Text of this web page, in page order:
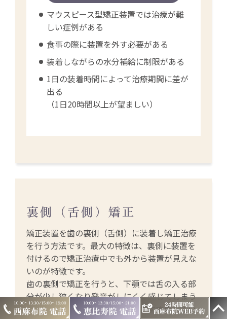
マウスピース型矯正装置では治療が難
しい症例がある
食事の際に装置を外す必要がある
装着しながらの水分補給に制限がある
1日の装着時間によって治療期間に差が
出る
（1日20時間以上が望ましい）
裏側（舌側）矯正
矯正装置を歯の裏側（舌側）に装着し矯正治療
を行う方法です。最大の特徴は、裏側に装置を
付けるので矯正治療中でも外から装置が見えな
いのが特徴です。
歯の裏側で矯正を行うと、下顎では舌の入る部
分が少し狭くなり発音がしにくく感じてしまう
ので、下顎の矯正は表側矯正をおすすめしてい